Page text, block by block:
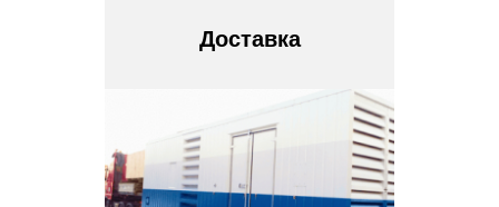
Доставка